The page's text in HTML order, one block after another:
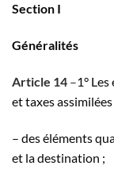
Section I
Généralités
Article 14 –1°
et taxes
– des éléments
et la destination ;